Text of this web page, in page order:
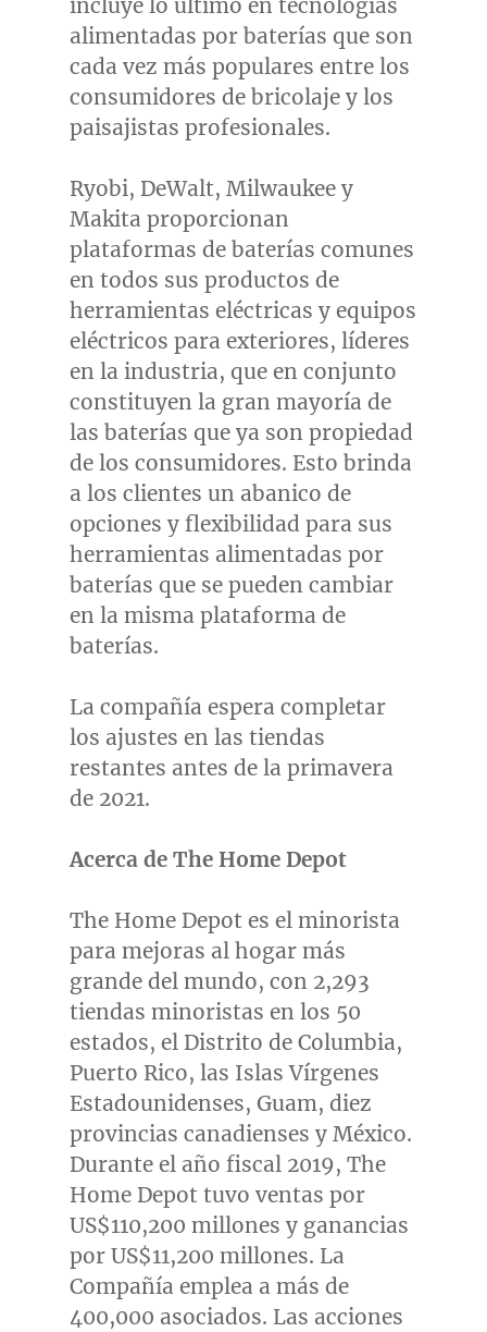
incluye lo último en tecnologías
alimentadas por baterías que son
cada vez más populares entre los
consumidores de bricolaje y los
paisajistas profesionales.
Ryobi, DeWalt, Milwaukeey
Makita proporcionan
plataformas de baterías comunes
en todos sus productos de
herramientas eléctricas y equipos
eléctricos para exteriores, líderes
en la industria, que en conjunto
constituyen la gran mayoría de
las baterías que ya son propiedad
de los consumidores. Esto brinda
a los clientes un abanico de
opciones y flexibilidad para sus
herramientas alimentadas por
baterías que se pueden cambiar
en la misma plataforma de
baterías.
La compañía espera completar
los ajustes en las tiendas
restantes antes de la primavera
de 2021.
Acerca de The Home Depot
The Home Depot es el minorista
para mejoras al hogar más
grande del mundo, con 2,293
tiendas minoristas en los 50
estados, el Distrito de Columbia,
Puerto Rico, las Islas Vírgenes
Estadounidenses, Guam, diez
provincias canadienses y México.
Durante el año fiscal 2019, The
Home Depot tuvo ventas por
US$110,200 millones y ganancias
por US$11,200 millones. La
Compañía emplea a más de
400,000 asociados. Las acciones